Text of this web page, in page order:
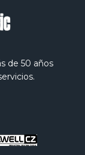
de 50 años